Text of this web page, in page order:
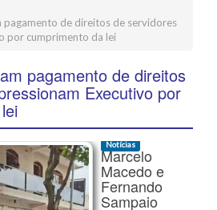
pagamento de direitos de servidores
por cumprimento da lei
pagamento de direitos
Executivo por
Notícias
Marcelo
Macedo e
Fernando
Sampaio